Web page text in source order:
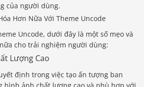
của người dùng.
Hơn Nữa Với Theme Uncode
Uncode, dưới đây là một số mẹo và
cho trải nghiệm người dùng:
Lượng Cao
định trong việc tạo ấn tượng ban